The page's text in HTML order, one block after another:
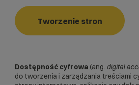
Tworzenie stron
Dostępność cyfrowa (ang. digital
do tworzenia i zarządzania treściami